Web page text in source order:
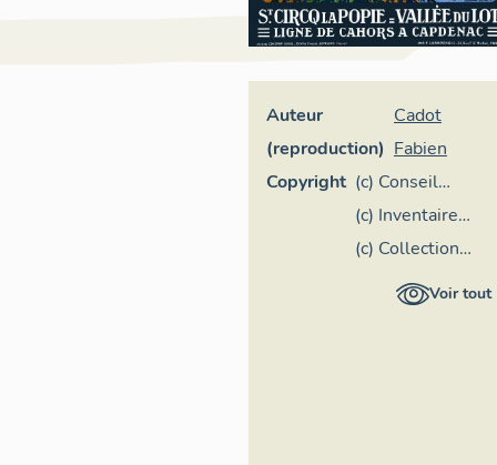
Auteur
(reproduction)
Cadot
Fabien
Copyright (c) Conseil
départemental
du Lot
(c) Inventaire
général Région
Occitanie
(c) Collection
particulièreVoir tout